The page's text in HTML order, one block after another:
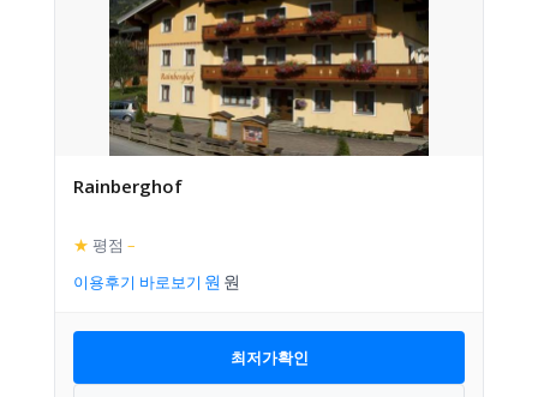
Rainberghof
★ 평점 –
이용후기 바로보기
최저가확인